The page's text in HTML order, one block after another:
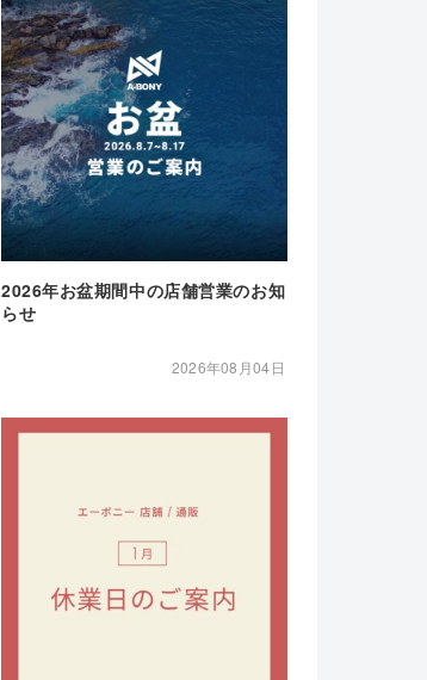
2026年お盆期間中の店舗営業のお知
らせ
2026年08月04日